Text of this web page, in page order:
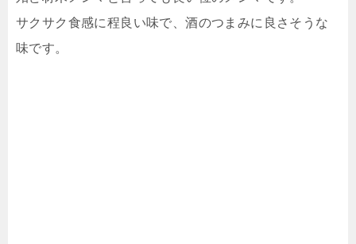
サクサク食感に程良い味で、酒のつまみに良さそうな
味です。